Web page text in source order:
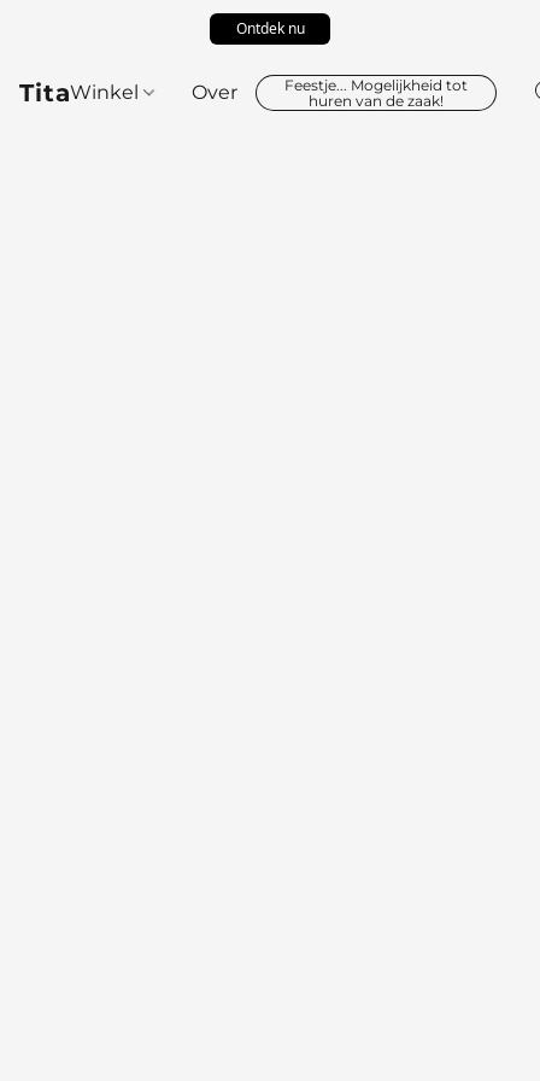
Ontdek nu
TitaWinkel Over
Feestje... Mogelijkheid tot
huren van de zaak!